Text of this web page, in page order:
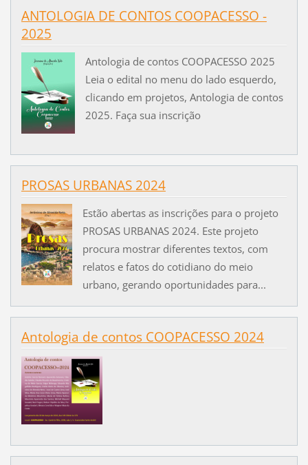
ANTOLOGIA DE CONTOS COOPACESSO -
2025
Antologia de contos COOPACESSO 2025
Leia o edital no menu do lado esquerdo,
clicando em projetos, Antologia de contos
2025. Faça sua inscrição
PROSAS URBANAS 2024
Estão abertas as inscrições para o projeto
PROSAS URBANAS 2024. Este projeto
procura mostrar diferentes textos, com
relatos e fatos do cotidiano do meio
urbano, gerando oportunidades para...
Antologia de contos COOPACESSO 2024